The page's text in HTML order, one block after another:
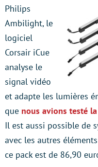
Philips
Ambilight, le
logiciel
Corsair iCue
analyse le
signal vidéo
et adapte les lumières
que nous avions testé
Il est aussi possible de
avec les autres
ce pack est de 86,90